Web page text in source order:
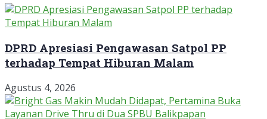
DPRD Apresiasi Pengawasan Satpol PP
terhadap Tempat Hiburan Malam
Agustus 4, 2026